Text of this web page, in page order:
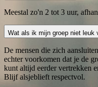
Meestal zo'n 2 tot 3 uur,
Wat als ik mijn groep niet leuk
De mensen die zich
echter voorkomen dat je de
kunt altijd eerder vertrekken
Blijf alsjeblieft respectvol.